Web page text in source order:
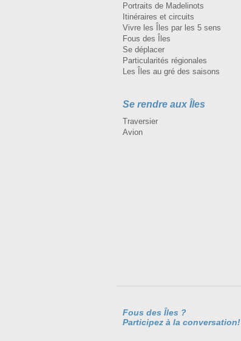
Portraits de Madelinots
Itinéraires et circuits
Vivre les Îles par les 5 sens
Fous des Îles
Se déplacer
Particularités régionales
Les Îles au gré des saisons
Se rendre aux Îles
Traversier
Avion
Fous des Îles ?
Participez à la conversation!